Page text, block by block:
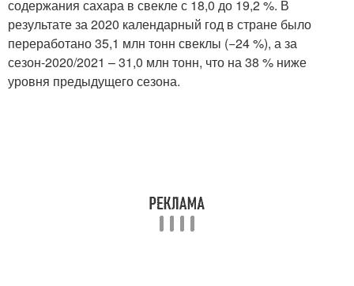
содержания сахара в свекле с 18,0 до 19,2 %. В
результате за 2020 календарный год в стране было
переработано 35,1 млн тонн свеклы (−24 %), а за
сезон-2020/2021 – 31,0 млн тонн, что на 38 % ниже
уровня предыдущего сезона.